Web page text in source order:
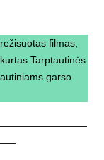
filmas,
Tarptautinės
garso